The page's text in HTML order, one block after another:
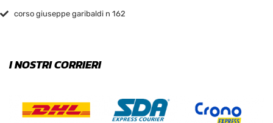
corso giuseppe garibaldi n 162
I NOSTRI CORRIERI